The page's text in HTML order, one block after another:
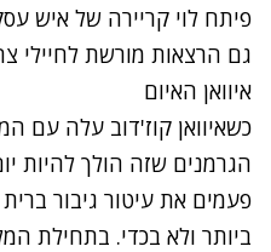
פיתח לוי קריירה של איש
גם הרצאות מורשת לחיילי
איוואן האיום
כשאיוואן קוז'דוב עלה עם
הגרמנים שזה הולך להיות
פעמים את עיטור גיבור
ביותר ולא בכדי. בתחילת